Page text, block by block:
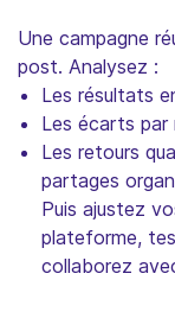
Une campagne
post. Analysez :
Les résultats
Les écarts
Les retours
partages
Puis ajustez
plateforme,
collaborez